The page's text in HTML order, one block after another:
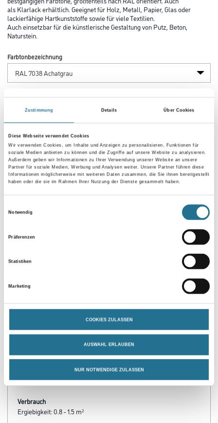
Zustimmung Details Über Cookies
Diese Webseite verwendet Cookies
Wir verwenden Cookies, um Inhalte und Anzeigen zu personalisieren, Funktionen für
soziale Medien anbieten zu können und die Zugriffe auf unsere Website zu analysieren.
Außerdem geben wir Informationen zu Ihrer Verwendung unserer Website an unsere
Partner für soziale Medien, Werbung und Analysen weiter. Unsere Partner führen diese
Informationen möglicherweise mit weiteren Daten zusammen, die Sie ihnen bereitgestellt
haben oder die sie im Rahmen Ihrer Nutzung der Dienste gesammelt haben.
Notwendig
Präferenzen
Statistiken
Marketing
COOKIES ZULASSEN
AUSWAHL ERLAUBEN
NUR NOTWENDIGE ZULASSEN
als Klarlack erhältlich. Geeignet für Holz, Metall, Papier, Glas oder
lackierfähige Hartkunststoffe sowie für viele Textilien.
Auch einsetzbar für die künstlerische Gestaltung von Putz, Beton,
Naturstein.
Farbtonbezeichnung
Gebinde
Umrechnungsfaktoren
PRODUKTEIGENSCHAFTEN
Verarbeitungszeit
Verarbeitungstemp./Luftfeuchte
Arbeitstemperatur: 10 - 25 °C
Verbrauch
Ergiebigkeit: 0.8 - 1.5 m²